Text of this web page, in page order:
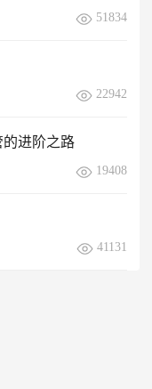
51834
22942
的进阶之路
19408
41131